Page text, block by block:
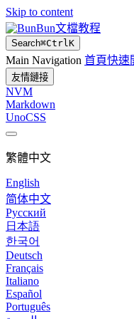
Skip to content
Bun文檔教程
Search⌘CtrlK
Main Navigation 首頁快速
友情鏈接
NVM
Markdown
UnoCSS
繁體中文
English
简体中文
Русский
日本語
한국어
Deutsch
Français
Italiano
Español
Português